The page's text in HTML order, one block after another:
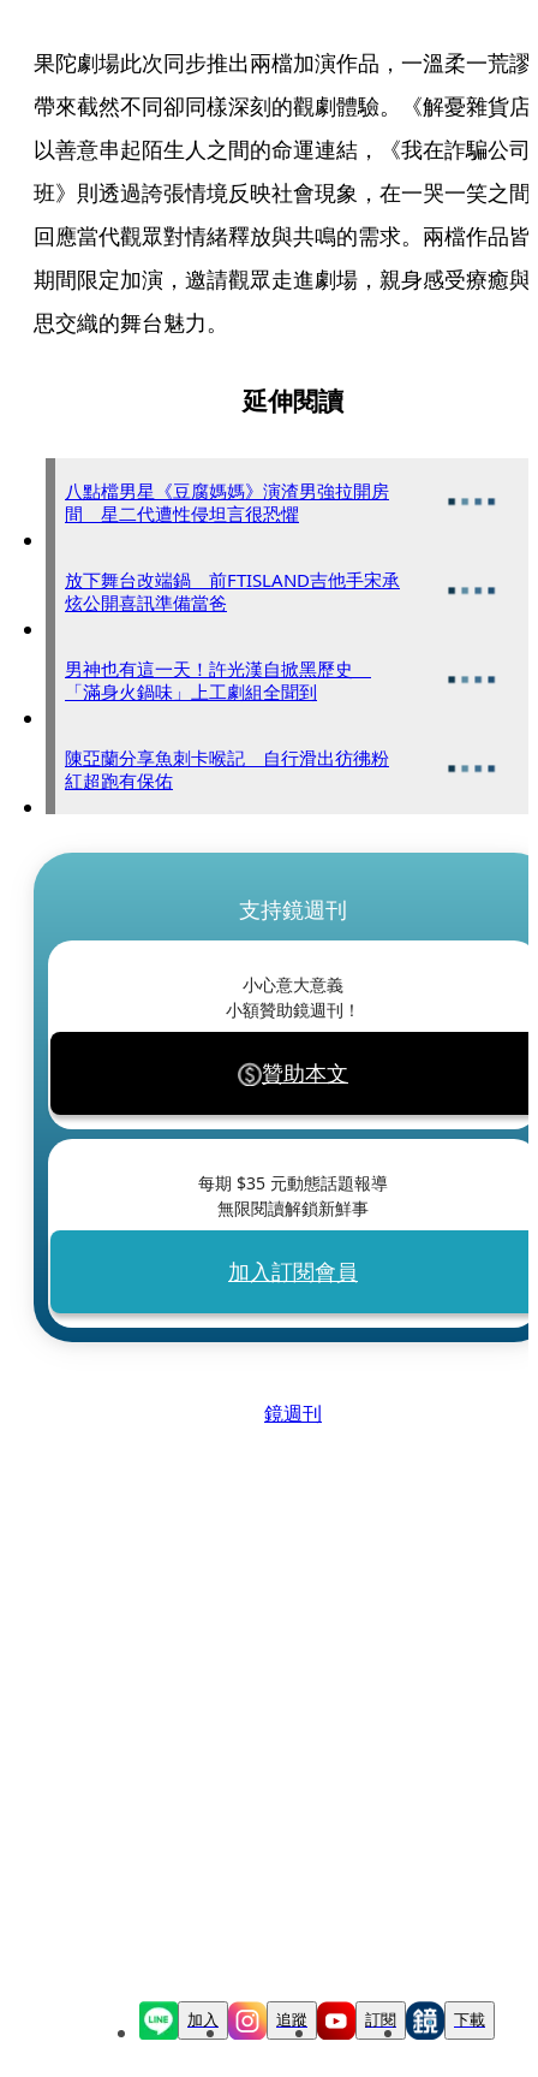
果陀劇場此次同步推出兩檔加演作品，一溫柔一荒謬
帶來截然不同卻同樣深刻的觀劇體驗。《解憂雜貨店
以善意串起陌生人之間的命運連結，《我在詐騙公司
班》則透過誇張情境反映社會現象，在一哭一笑之間
回應當代觀眾對情緒釋放與共鳴的需求。兩檔作品皆
期間限定加演，邀請觀眾走進劇場，親身感受療癒與
思交織的舞台魅力。
延伸閱讀
八點檔男星《豆腐媽媽》演渣男強拉開房
間 星二代遭性侵坦言很恐懼
放下舞台改端鍋 前FTISLAND吉他手宋承
炫公開喜訊準備當爸
男神也有這一天！許光漢自掀黑歷史
「滿身火鍋味」上工劇組全聞到
陳亞蘭分享魚刺卡喉記 自行滑出彷彿粉
紅超跑有保佑
支持鏡週刊
小心意大意義
小額贊助鏡週刊！
贊助本文
每期 $35 元動態話題報導
無限閱讀解鎖新鮮事
加入訂閱會員
鏡週刊
加入 追蹤 訂閱 下載